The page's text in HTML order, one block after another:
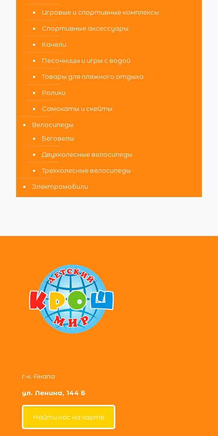
Игровые и спортивные комплексы
Спортивные аксессуары
Качели
Песочницы и игры с водой
Товары для пляжного отдыха
Ролики
Самокаты и скейты
Велосипеды
Беговелы
Двухколесные велосипеды
Трехколесные велосипеды
Электромобили
г-к. Анапа
ул. Ленина, 144 Б
Найти нас на карте